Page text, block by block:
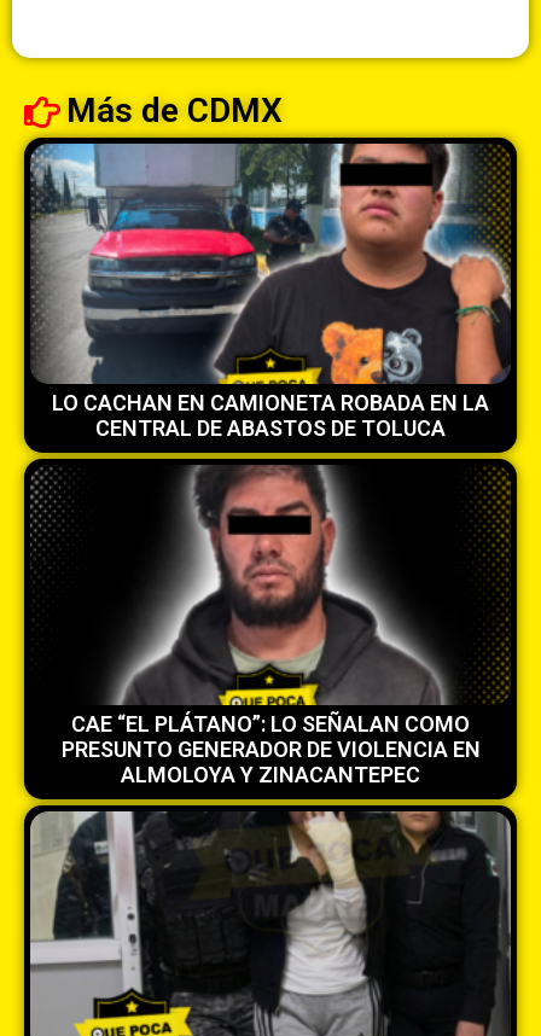
Más de CDMX
LO CACHAN EN CAMIONETA ROBADA EN LA
CENTRAL DE ABASTOS DE TOLUCA
CAE “EL PLÁTANO”: LO SEÑALAN COMO
PRESUNTO GENERADOR DE VIOLENCIA EN
ALMOLOYA Y ZINACANTEPEC